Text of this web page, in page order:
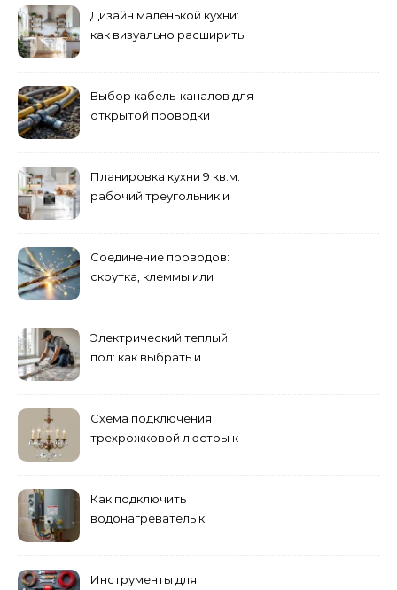
Дизайн маленькой кухни:
как визуально расширить
Выбор кабель-каналов для
открытой проводки
Планировка кухни 9 кв.м:
рабочий треугольник и
Соединение проводов:
скрутка, клеммы или
Электрический теплый
пол: как выбрать и
Схема подключения
трехрожковой люстры к
Как подключить
водонагреватель к
Инструменты для